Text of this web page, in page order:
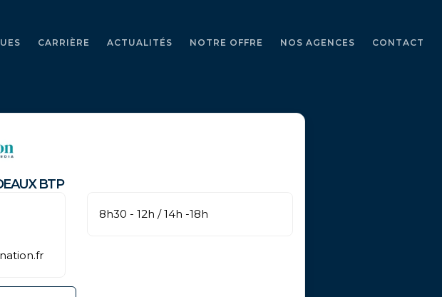
CARRIÈRE ACTUALITÉS NOTRE OFFRE NOS AGENCES CONTACT
BTP
8h30 - 12h / 14h -18h